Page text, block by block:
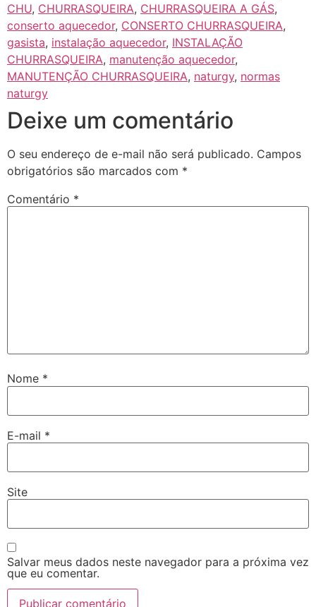
CHU, CHURRASQUEIRA, CHURRASQUEIRA A GÁS,
conserto aquecedor, CONSERTO CHURRASQUEIRA,
gasista, instalação aquecedor, INSTALAÇÃO
CHURRASQUEIRA, manutenção aquecedor,
MANUTENÇÃO CHURRASQUEIRA, naturgy, normas
naturgy
Deixe um comentário
O seu endereço de e-mail não será publicado. Campos
obrigatórios são marcados com *
Comentário *
Nome *
E-mail *
Site
Salvar meus dados neste navegador para a próxima vez
que eu comentar.